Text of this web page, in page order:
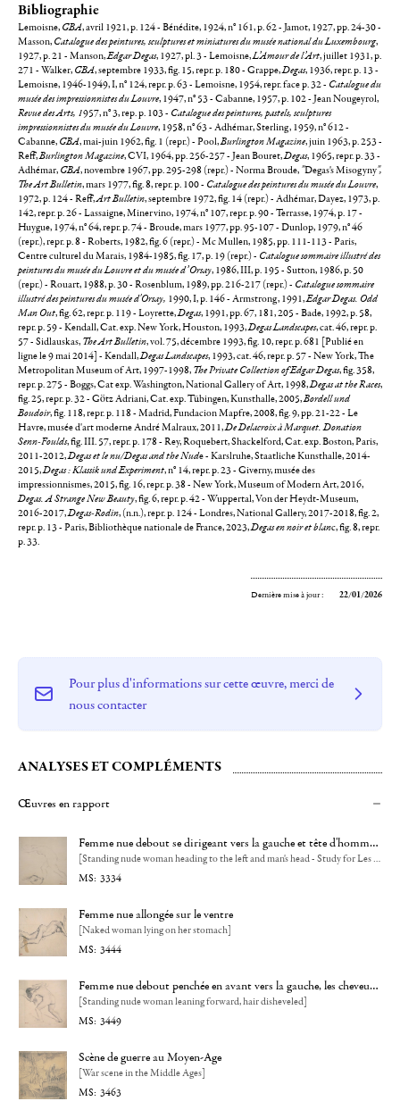
Bibliographie
Lemoisne, GBA, avril 1921, p. 124 - Bénédite, 1924, n° 161, p. 62 - Jamot, 1927, pp. 24-30 -
Masson, Catalogue des peintures, sculptures et miniatures du musée national du Luxembourg,
1927, p. 21 - Manson,Edgar Degas, 1927, pl. 3 - Lemoisne,L’Amour de l’Art, juillet 1931, p.
271 - Walker, GBA, septembre 1933, fig. 15, repr. p. 180 - Grappe,Degas, 1936, repr. p. 13 -
Lemoisne, 1946-1949, I, n° 124, repr. p. 63 - Lemoisne, 1954, repr. face p. 32 - Catalogue du
musée des impressionnistes du Louvre, 1947, n° 53 - Cabanne, 1957, p. 102 - Jean Nougeyrol,
Revue des Arts, 1957, n° 3, rep. p. 103 - Catalogue des peintures, pastels, sculptures
impressionnistes du musée du Louvre, 1958, n° 63 - Adhémar, Sterling, 1959, n° 612 -
Cabanne, GBA, mai-juin 1962, fig. 1 (repr.) - Pool,Burlington Magazine, juin 1963, p. 253 -
Reff,Burlington Magazine, CVI, 1964, pp. 256-257 - Jean Bouret,Degas, 1965, repr. p. 33 -
Adhémar, GBA, novembre 1967, pp. 295-298 (repr.) - Norma Broude, "Degas's Misogyny",
The Art Bulletin, mars 1977, fig. 8, repr. p. 100 - Catalogue des peintures du musée du Louvre,
1972, p. 124 - Reff,Art Bulletin, septembre 1972, fig. 14 (repr.) - Adhémar, Dayez, 1973, p.
142, repr. p. 26 - Lassaigne, Minervino, 1974, n° 107, repr. p. 90 - Terrasse, 1974, p. 17 -
Huygue, 1974, n° 64, repr. p. 74 - Broude, mars 1977, pp. 95-107 - Dunlop, 1979, n° 46
(repr.), repr. p. 8 - Roberts, 1982, fig. 6 (repr.) - Mc Mullen, 1985, pp. 111-113 - Paris,
Centre culturel du Marais, 1984-1985, fig. 17, p. 19 (repr.) - Catalogue sommaire illustré des
peintures du musée du Louvre et du musée d’Orsay, 1986, III, p. 195 - Sutton, 1986, p. 50
(repr.) - Rouart, 1988, p. 30 - Rosenblum, 1989, pp. 216-217 (repr.) - Catalogue sommaire
illustré des peintures du musée d'Orsay, 1990, I, p. 146 - Armstrong, 1991,Edgar Degas. Odd
Man Out, fig. 62, repr. p. 119 - Loyrette,Degas, 1991, pp. 67, 181, 205 - Bade, 1992, p. 58,
repr. p. 59 - Kendall, Cat. exp. New York, Houston, 1993,Degas Landscapes, cat. 46, repr. p.
57 - Sidlauskas, The Art Bulletin, vol. 75, décembre 1993, fig. 10, repr. p. 681 [Publié en
ligne le 9 mai 2014] - Kendall,Degas Landscapes, 1993, cat. 46, repr. p. 57 - New York, The
Metropolitan Museum of Art, 1997-1998, The Private Collection of Edgar Degas, fig. 358,
repr. p. 275 - Boggs, Cat exp. Washington, National Gallery of Art, 1998,Degas at the Races,
fig. 25, repr. p. 32 - Götz Adriani, Cat. exp. Tübingen, Kunsthalle, 2005,Bordell und
Boudoir, fig. 118, repr. p. 118 - Madrid, Fundacion Mapfre, 2008, fig. 9, pp. 21-22 - Le
Havre, musée d'art moderne André Malraux, 2011,De Delacroix à Marquet. Donation
Senn-Foulds, fig. III. 57, repr. p. 178 - Rey, Roquebert, Shackelford, Cat. exp. Boston, Paris,
2011-2012,Degas et le nu/Degas and the Nude - Karslruhe, Staatliche Kunsthalle, 2014-
2015,Degas : Klassik und Experiment, n° 14, repr. p. 23 - Giverny, musée des
impressionnismes, 2015, fig. 16, repr. p. 38 - New York, Museum of Modern Art, 2016,
Degas. A Strange New Beauty, fig. 6, repr. p. 42 - Wuppertal, Von der Heydt-Museum,
2016-2017,Degas-Rodin, (n.n.), repr. p. 124 - Londres, National Gallery, 2017-2018, fig. 2,
repr. p. 13 - Paris, Bibliothèque nationale de France, 2023,Degas en noir et blanc, fig. 8, repr.
p. 33.
Dernière mise à jour : 22/01/2026
Pour plus d'informations sur cette œuvre, merci de
nous contacter
ANALYSES ET COMPLÉMENTS
Œuvres en rapport
Femme nue debout se dirigeant vers la gauche et tête d'homme - Etude pour Les malheurs de la ville d'Orléans
[Standing nude woman heading to the left and man's head - Study for Les malheurs de la ville d'Orléans]
3334
Femme nue allongée sur le ventre
[Naked woman lying on her stomach]
3444
Femme nue debout penchée en avant vers la gauche, les cheveux défaits
[Standing nude woman leaning forward, hair disheveled]
3449
Scène de guerre au Moyen-Age
[War scene in the Middle Ages]
3463